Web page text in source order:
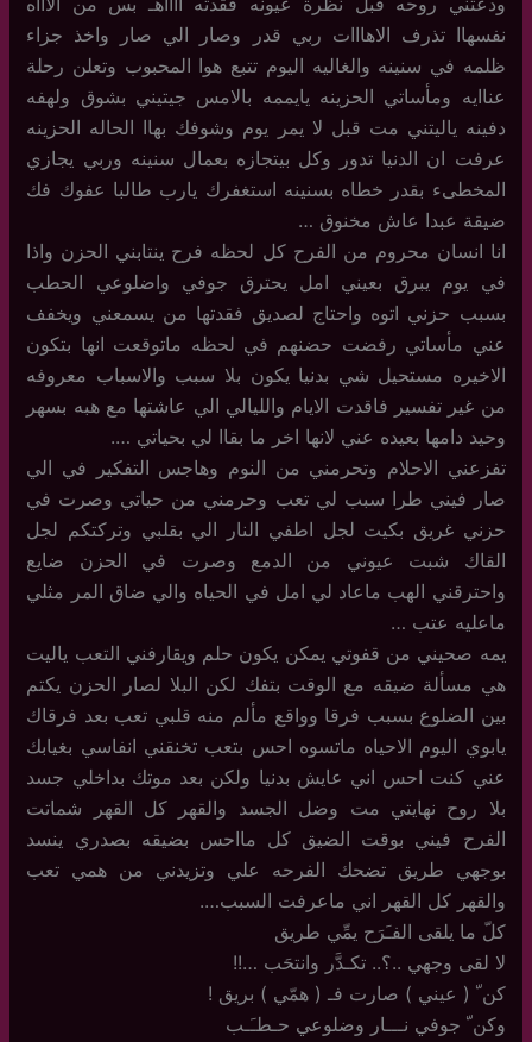
نفسهاا تذرف الاهااات ربي قدر وصار الي صار واخذ جزاء
ظلمه في سنينه والغاليه اليوم تتبع هوا المحبوب وتعلن رحلة
عناايه ومأساتي الحزينه يايممه بالامس جيتيني بشوق ولهفه
دفينه ياليتني مت قبل لا يمر يوم وشوفك بهاا الحاله الحزينه
عرفت ان الدنيا تدور وكل بيتجازه بعمال سنينه وربي يجازي
المخطىء بقدر خطاه بسنينه استغفرك يارب طالبا عفوك فك
ضيقة عبدا عاش مخنوق …
انا انسان محروم من الفرح كل لحظه فرح ينتابني الحزن واذا
في يوم يبرق بعيني امل يحترق جوفي واضلوعي الحطب
بسبب حزني اتوه واحتاج لصديق فقدتها من يسمعني ويخفف
عني مأساتي رفضت حضنهم في لحظه ماتوقعت انها بتكون
الاخيره مستحيل شي بدنيا يكون بلا سبب والاسباب معروفه
من غير تفسير فاقدت الايام والليالي الي عاشتها مع هبه بسهر
وحيد دامها بعيده عني لانها اخر ما بقاا لي بحياتي ….
تفزعني الاحلام وتحرمني من النوم وهاجس التفكير في الي
صار فيني طرا سبب لي تعب وحرمني من حياتي وصرت في
حزني غريق بكيت لجل اطفي النار الي بقلبي وتركتكم لجل
القاك شبت عيوني من الدمع وصرت في الحزن ضايع
واحترقني الهب ماعاد لي امل في الحياه والي ضاق المر مثلي
ماعليه عتب …
يمه صحيني من قفوتي يمكن يكون حلم ويقارفني التعب ياليت
هي مسألة ضيقه مع الوقت بتفك لكن البلا لصار الحزن يكتم
بين الضلوع بسبب فرقا وواقع مألم منه قلبي تعب بعد فرقاك
يابوي اليوم الاحياه ماتسوه احس بتعب تخنقني انفاسي بغيابك
عني كنت احس اني عايش بدنيا ولكن بعد موتك بداخلي جسد
بلا روح نهايتي مت وضل الجسد والقهر كل القهر شماتت
الفرح فيني بوقت الضيق كل مااحس بضيقه بصدري ينسد
بوجهي طريق تضحك الفرحه علي وتزيدني من همي تعب
والقهر كل القهر اني ماعرفت السبب….
كلّ ما يلقى الفـَرَح يمِّي طريق
لا لقى وجهي ..؟.. تكـدَّر وانتحَب …!!
كن ّ ( عيني ) صارت فـ ( همّي ) بريق !
وكن ّ جوفي نـــار وضلوعي حـطـَـب